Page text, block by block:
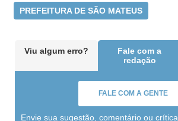
PREFEITURA DE SÃO MATEUS
Viu algum erro?
Fale com a
redação
FALE COM A GENTE
Envie sua sugestão, comentário ou